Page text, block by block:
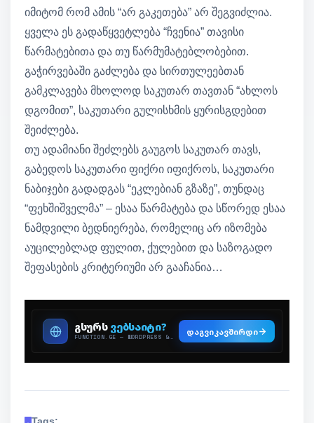
იმიტომ რომ ამის “არ გაკეთება” არ შეგვიძლია.
ყველა ეს გადაწყვეტლება “ჩვენია” თავისი
წარმატებითა და თუ წარმუმატებლობებით.
გაჭირვებაში გაძლება და სირთულეებთან
გამკლავება მხოლოდ საკუთარ თავთან “ახლოს
დგომით”, საკუთარი გულისხმის ყურისგდებით
შეიძლება.
თუ ადამიანი შეძლებს გაუგოს საკუთარ თავს,
გაბედოს საკუთარი ფიქრი იფიქროს, საკუთარი
ნაბიჯები გადადგას “ეკლებიან გზაზე”, თუნდაც
“ფეხშიშველმა” – ესაა წარმატება და სწორედ ესაა
ნამდვილი ბედნიერება, რომელიც არ იზომება
აუცილებლად ფულით, ქულებით და საზოგადო
შეფასების კრიტერიუმი არ გააჩანია…